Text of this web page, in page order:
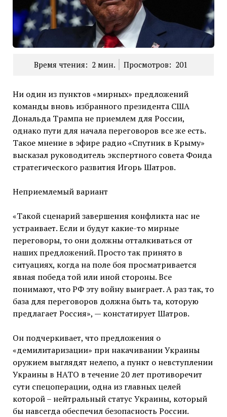
Время чтения: 2 мин. Просмотров: 201
Ни один из пунктов «мирных» предложений
команды вновь избранного президента США
Дональда Трампа не приемлем для России,
однако пути для начала переговоров все же есть.
Такое мнение в эфире радио «Спутник в Крыму»
высказал руководитель экспертного совета Фонда
стратегического развития Игорь Шатров.
Неприемлемый вариант
«Такой сценарий завершения конфликта нас не
устраивает. Если и будут какие-то мирные
переговоры, то они должны отталкиваться от
наших предложений. Просто так принято в
ситуациях, когда на поле боя просматривается
явная победа той или иной стороны. Все
понимают, что РФ эту войну выиграет. А раз так, то
база для переговоров должна быть та, которую
предлагает Россия», — констатирует Шатров.
Он подчеркивает, что предложения о
«демилитаризации» при накачивании Украины
оружием выглядят нелепо, а пункт о невступлении
Украины в НАТО в течение 20 лет противоречит
сути спецоперации, одна из главных целей
которой – нейтральный статус Украины, который
бы навсегда обеспечил безопасность России.